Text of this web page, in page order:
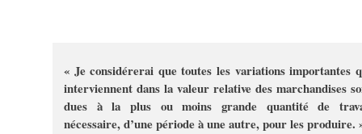
« Je considérerai que toutes les variations importantes
interviennent dans la valeur relative des marchandises
dues à la plus ou moins grande quantité de
nécessaire, d’une période à une autre, pour les produire.